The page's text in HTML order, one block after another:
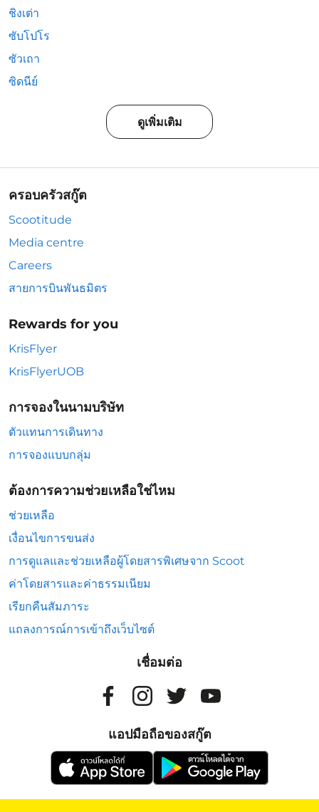
ชิงเต่า
ซับโปโร
ซัวเถา
ซิดนีย์
ดูเพิ่มเติม
ครอบครัวสกู๊ต
Scootitude
Media centre
Careers
สายการบินพันธมิตร
Rewards for you
KrisFlyer
KrisFlyerUOB
การจองในนามบริษัท
ตัวแทนการเดินทาง
การจองแบบกลุ่ม
ต้องการความช่วยเหลือใช่ไหม
ช่วยเหลือ
เงื่อนไขการขนส่ง
การดูแลและช่วยเหลือผู้โดยสารพิเศษจาก Scoot
ค่าโดยสารและค่าธรรมเนียม
เรียกคืนสัมภาระ
แถลงการณ์การเข้าถึงเว็บไซต์
เชื่อมต่อ
แอปมือถือของสกู๊ต